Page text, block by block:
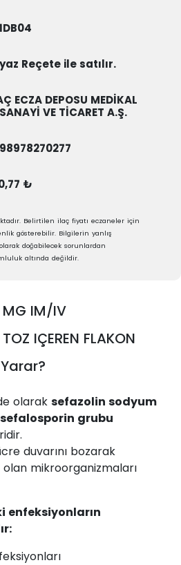
Reçete ile satılır.
ECZA DEPOSU MEDİKAL
VE TİCARET A.Ş.
₺
Belirtilen ilaç fiyatı eczaneler için
gösterebilir. Bilgilerin yanlış
doğabilecek sorunlardan
altında değildir.
MG IM/IV
IÇEREN FLAKON
olarak sefazolin sodyum
grubu
duvarını bozarak
mikroorganizmaları
enfeksiyonların